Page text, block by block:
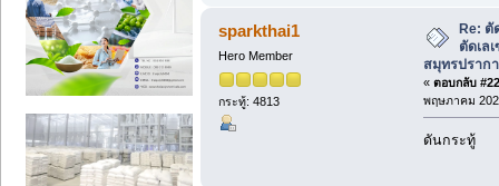
sparkthai1
Hero Member
กระทู้: 4813
Re: ตั
ตัดเล
สมุทรปราก
« ตอบกลับ
พฤษภาคม
ดันกระทู้